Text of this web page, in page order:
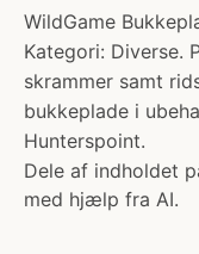
WildGame
Kategori: Diverse.
skrammer samt
bukkeplade i
Hunterspoint.
Dele af indholdet
med hjælp fra AI.